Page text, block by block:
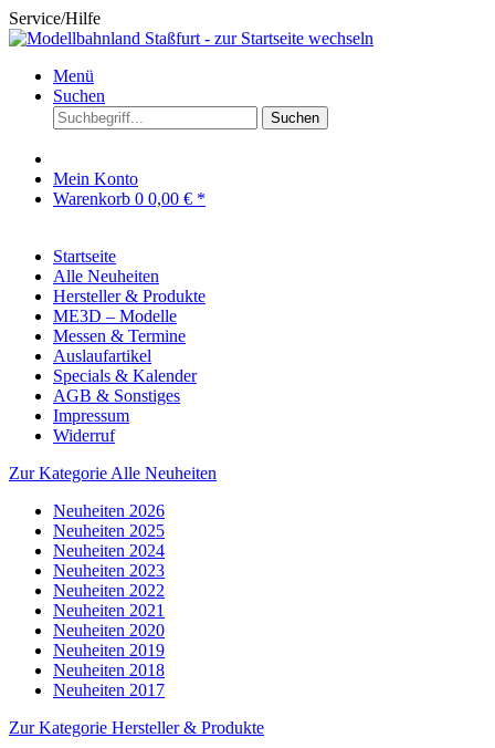
Service/Hilfe
Menü
Suchen
Suchen
Mein Konto
Warenkorb 0 0,00 € *
Startseite
Alle Neuheiten
Hersteller & Produkte
ME3D – Modelle
Messen & Termine
Auslaufartikel
Specials & Kalender
AGB & Sonstiges
Impressum
Widerruf
Zur Kategorie Alle Neuheiten
Neuheiten 2026
Neuheiten 2025
Neuheiten 2024
Neuheiten 2023
Neuheiten 2022
Neuheiten 2021
Neuheiten 2020
Neuheiten 2019
Neuheiten 2018
Neuheiten 2017
Zur Kategorie Hersteller & Produkte